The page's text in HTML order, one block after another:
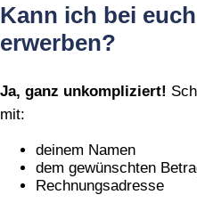
Kann ich bei
erwerben?
Ja, ganz unkompliziert!
mit:
deinem Namen
dem gewünschten
Rechnungsadresse